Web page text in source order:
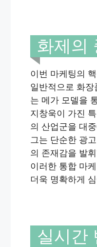
화제의
이번 마케팅의
일반적으로 화
는 메가 모델을
지창욱이 가진
의 산업군을 대
그는 단순한 광
의 존재감을 발
이러한 통합 마
더욱 명확하게
실시간